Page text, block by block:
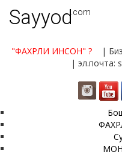
Sayyod.com
"ФАХРЛИ ИНСОН" ?
|
| эл.почта: